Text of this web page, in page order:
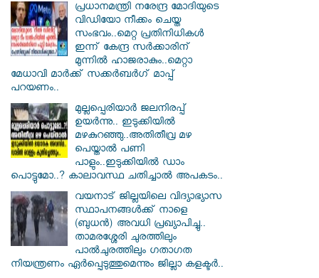
പ്രധാനമന്ത്രി നരേന്ദ്ര മോദിയുടെ
വിഡിയോ നീക്കം ചെയ്ത
സംഭവം..മെറ്റ പ്രതിനിധികൾ
ഇന്ന് കേന്ദ്ര സർക്കാരിന്
മുന്നിൽ ഹാജരാകും..മെറ്റാ
മേധാവി മാർക്ക് സക്കർബർഗ് മാപ്പ്
പറയണം..
മുല്ലപ്പെരിയാർ ജലനിരപ്പ്
ഉയർന്നു.. ഇടുക്കിയിൽ
മഴകുറഞ്ഞു..അതിതീവ്ര മഴ
പെയ്താൽ പണി
പാളും..ഇടുക്കിയിൽ ഡാം
പൊട്ടുമോ..? കാലാവസ്ഥ ചതിച്ചാൽ അപകടം..
വയനാട് ജില്ലയിലെ വിദ്യാഭ്യാസ
സ്ഥാപനങ്ങൾക്ക് നാളെ
(ബുധൻ) അവധി പ്രഖ്യാപിച്ചു..
താമരശ്ശേരി ചുരത്തിലും
പാൽചുരത്തിലും ഗതാഗത
നിയന്ത്രണം ഏർപ്പെടുത്തുമെന്നും ജില്ലാ കളക്ടർ..